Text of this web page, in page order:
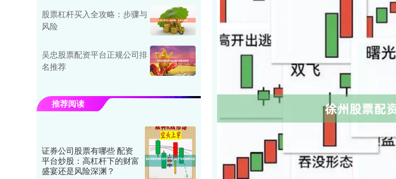
股票杠杆买入全攻略：步骤与
风险
吴忠股票配资平台正规公司排
名推荐
推荐阅读
证券公司股票有哪些 配资
平台炒股：高杠杆下的财富
盛宴还是风险深渊？